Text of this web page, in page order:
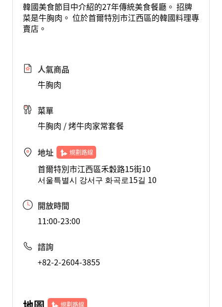
韓國美食節目中介紹的27年傳統美食餐廳。 招牌
菜是牛胸肉。 位於首爾特別市江西區的韓國料理專
賣店。
人氣商品
牛胸肉
菜單
牛胸肉 / 烤牛肉家常套餐
地址 規劃路線
首爾特別市江西區禾穀路15街10
서울특별시 강서구 화곡로15길 10
開放時間
11:00-23:00
諮詢
+82-2-2604-3855
規劃路線